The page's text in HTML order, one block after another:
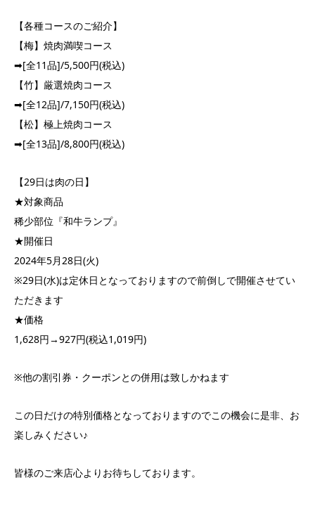
【各種コースのご紹介】
【梅】焼肉満喫コース
➡︎[全11品]/5,500円(税込)
【竹】厳選焼肉コース
➡︎[全12品]/7,150円(税込)
【松】極上焼肉コース
➡︎[全13品]/8,800円(税込)
【29日は肉の日】
★対象商品
稀少部位『和牛ランプ』
★開催日
2024年5月28日(火)
※29日(水)は定休日となっておりますので前倒しで開催させてい
ただきます
★価格
1,628円→927円(税込1,019円)
※他の割引券・クーポンとの併用は致しかねます
この日だけの特別価格となっておりますのでこの機会に是非、お
楽しみください♪
皆様のご来店心よりお待ちしております。